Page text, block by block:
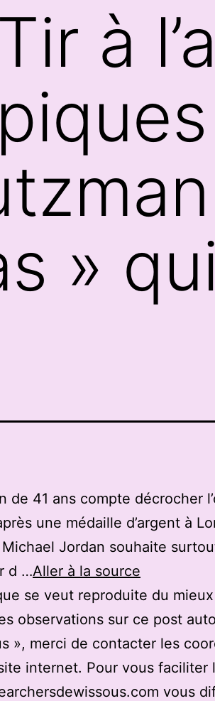
à
»
de 41 ans compte décrocher
une médaille d’argent à
Jordan souhaite
d …Aller à la source
se veut reproduite du
observations sur ce post
», merci de contacter les
internet. Pour vous faciliter
vous